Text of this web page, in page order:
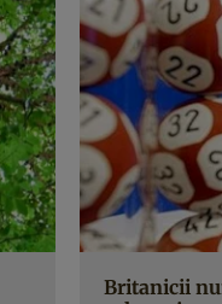
Britanicii